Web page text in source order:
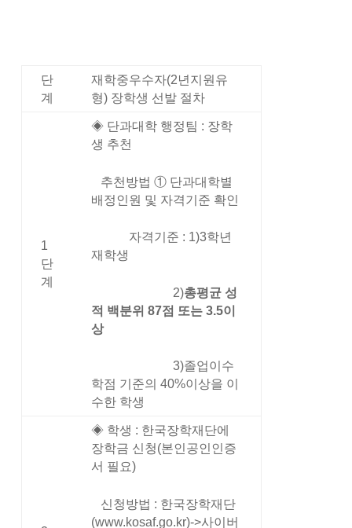
단
계
재학중우수자(2년지원유
형) 장학생 선발 절차
1
단
계
◈ 단과대학 행정팀 : 장학
생 추천
추천방법 ① 단과대학별
배정인원 및 자격기준 확인
자격기준 : 1)3학년
재학생
2)총평균 성
적 백분위 87점 또는 3.5이
상
3)졸업이수
학점 기준의 40%이상을 이
수한 학생
◈ 학생 : 한국장학재단에
장학금 신청(본인공인인증
서 필요)
신청방법 : 한국장학재단
(www.kosaf.go.kr)->사이버